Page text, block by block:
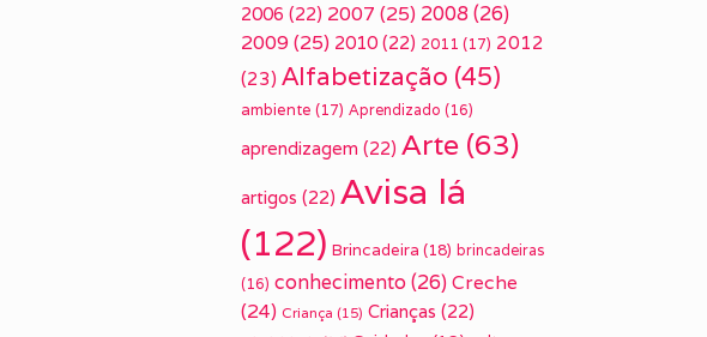
2006 (22) 2007 (25) 2008(26)
2009(25) 2010 (22) 2011 (17) 2012
(23) Alfabetização (45)
ambiente (17) Aprendizado (16)
aprendizagem (22) Arte (63)
artigos (22) Avisa lá
(122) Brincadeira (18) brincadeiras
(16) conhecimento(26) Creche
(24) Criança (15) Crianças (22)